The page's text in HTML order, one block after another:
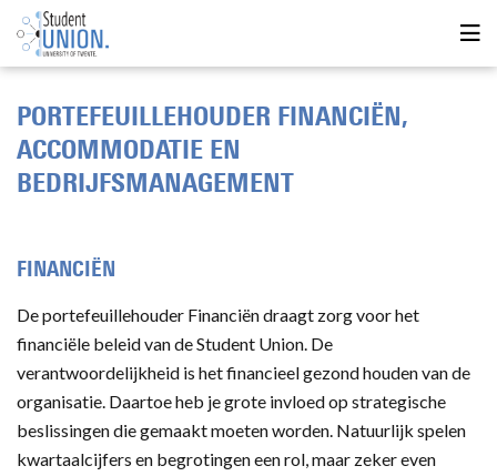
PORTEFEUILLEHOUDER FINANCIËN,
ACCOMMODATIE EN
BEDRIJFSMANAGEMENT
FINANCIËN
De portefeuillehouder Financiën draagt zorg voor het
financiële beleid van de Student Union. De
verantwoordelijkheid is het financieel gezond houden van de
organisatie. Daartoe heb je grote invloed op strategische
beslissingen die gemaakt moeten worden. Natuurlijk spelen
kwartaalcijfers en begrotingen een rol, maar zeker even